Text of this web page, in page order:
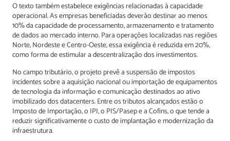
O texto também estabelece exigências relacionadas à capacidade
operacional. As empresas beneficiadas deverão destinar ao menos
10% da capacidade de processamento, armazenamento e tratamento
de dados ao mercado interno. Para operações localizadas nas regiões
Norte, Nordeste e Centro-Oeste, essa exigência é reduzida em 20%,
como forma de estimular a descentralização dos investimentos.
No campo tributário, o projeto prevê a suspensão de impostos
incidentes sobre a aquisição nacional ou importação de equipamentos
de tecnologia da informação e comunicação destinados ao ativo
imobilizado dos datacenters. Entre os tributos alcançados estão o
Imposto de Importação, o IPI, o PIS/Pasep e a Cofins, o que tende a
reduzir significativamente o custo de implantação e modernização da
infraestrutura.